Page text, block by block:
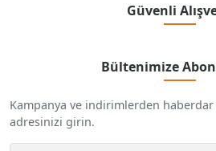
Güvenli
Bültenimize
Kampanya ve indirimlerden
adresinizi girin.